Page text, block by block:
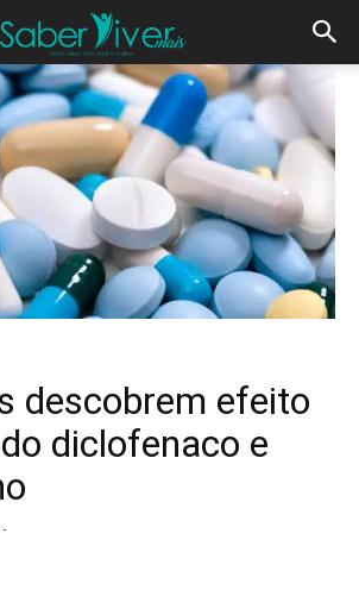
descobrem efeito
diclofenaco e
-